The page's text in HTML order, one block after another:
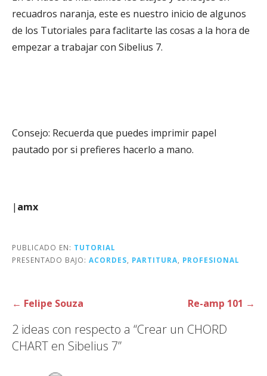
recuadros naranja, este es nuestro inicio de algunos
de los Tutoriales para faclitarte las cosas a la hora de
empezar a trabajar con Sibelius 7.
Consejo: Recuerda que puedes imprimir papel
pautado por si prefieres hacerlo a mano.
| amx
PUBLICADO EN: TUTORIAL
PRESENTADO BAJO: ACORDES PARTITURA PROFESIONAL
Navegación
entradas
← Felipe Souza Re-amp 101 →
2 ideas con respecto a “Crear un CHORD
CHART en Sibelius 7”